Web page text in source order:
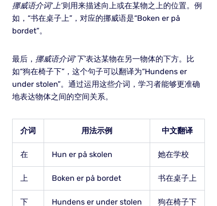
挪威语介词’上’则用来描述向上或在某物之上的位置。例
如，“书在桌子上”，对应的挪威语是“Boken er på
bordet”。
最后， 挪威语介词’下’表达某物在另一物体的下方。比
如“狗在椅子下”，这个句子可以翻译为“Hundens er
under stolen”。通过运用这些介词，学习者能够更准确
地表达物体之间的空间关系。
介词 用法示例 中文翻译
在 Hun er på skolen 她在学校
上 Boken er på bordet 书在桌子上
下 Hundens er under stolen 狗在椅子下